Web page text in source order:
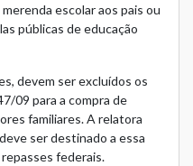
escolar aos pais ou
públicas de educação
devem ser excluídos os
09 para a compra de
familiares. A relatora
ser destinado a essa
federais.